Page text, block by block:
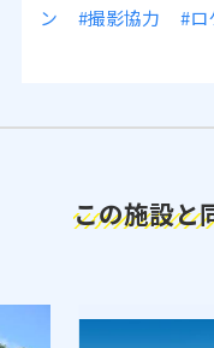
ン
#撮影協力 #ロ
この施設と